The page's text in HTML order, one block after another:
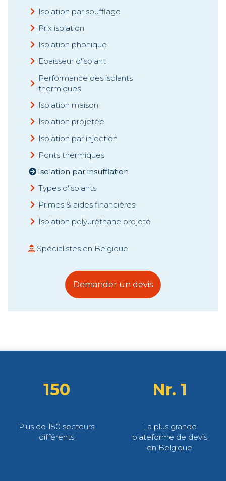
Isolation par soufflage
Prix isolation
Isolation phonique
Epaisseur d'isolant
Performance des isolants
thermiques
Isolation maison
Isolation projetée
Isolation par injection
Ponts thermiques
Isolation par insufflation
Types d'isolants
Primes & aides financières
Isolation polyuréthane projeté
Spécialistes en Belgique
Demander un devis
150
Plus de 150 secteurs
différents
Nr. 1
La plus grande
plateforme de devis
en Belgique